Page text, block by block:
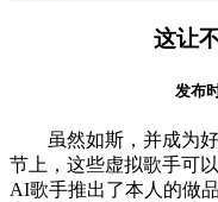
这让
发布
虽然如斯，并成为好
节上，这些虚拟歌手可
AI歌手推出了本人的做